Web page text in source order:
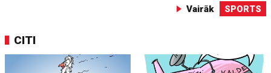
Vairāk SPORTS
CITI